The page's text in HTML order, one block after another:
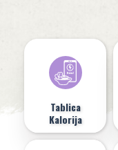
Tablica
Kalorija